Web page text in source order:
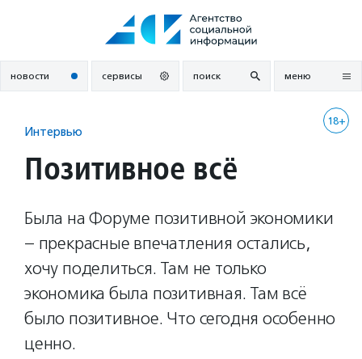
новости сервисы поиск меню
18+
Интервью
Позитивное всё
Была на Форуме позитивной экономики
– прекрасные впечатления остались,
хочу поделиться. Там не только
экономика была позитивная. Там всё
было позитивное. Что сегодня особенно
ценно.